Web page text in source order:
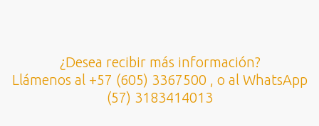
¿Desea recibir más información?
Llámenos al +57 (605) 3367500 , o al WhatsApp
(57) 3183414013